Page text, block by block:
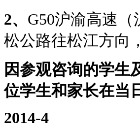
2、 G50沪渝高速
松公路往松江方向
因参观咨询的学生
位学生和家长在当
2014-4